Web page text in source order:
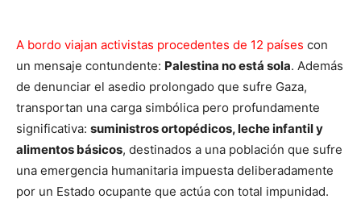
A bordo viajan activistas procedentes de 12 países con
un mensaje contundente: Palestina no está sola. Además
de denunciar el asedio prolongado que sufre Gaza,
transportan una carga simbólica pero profundamente
significativa: suministros ortopédicos, leche infantil y
alimentos básicos, destinados a una población que sufre
una emergencia humanitaria impuesta deliberadamente
por un Estado ocupante que actúa con total impunidad.